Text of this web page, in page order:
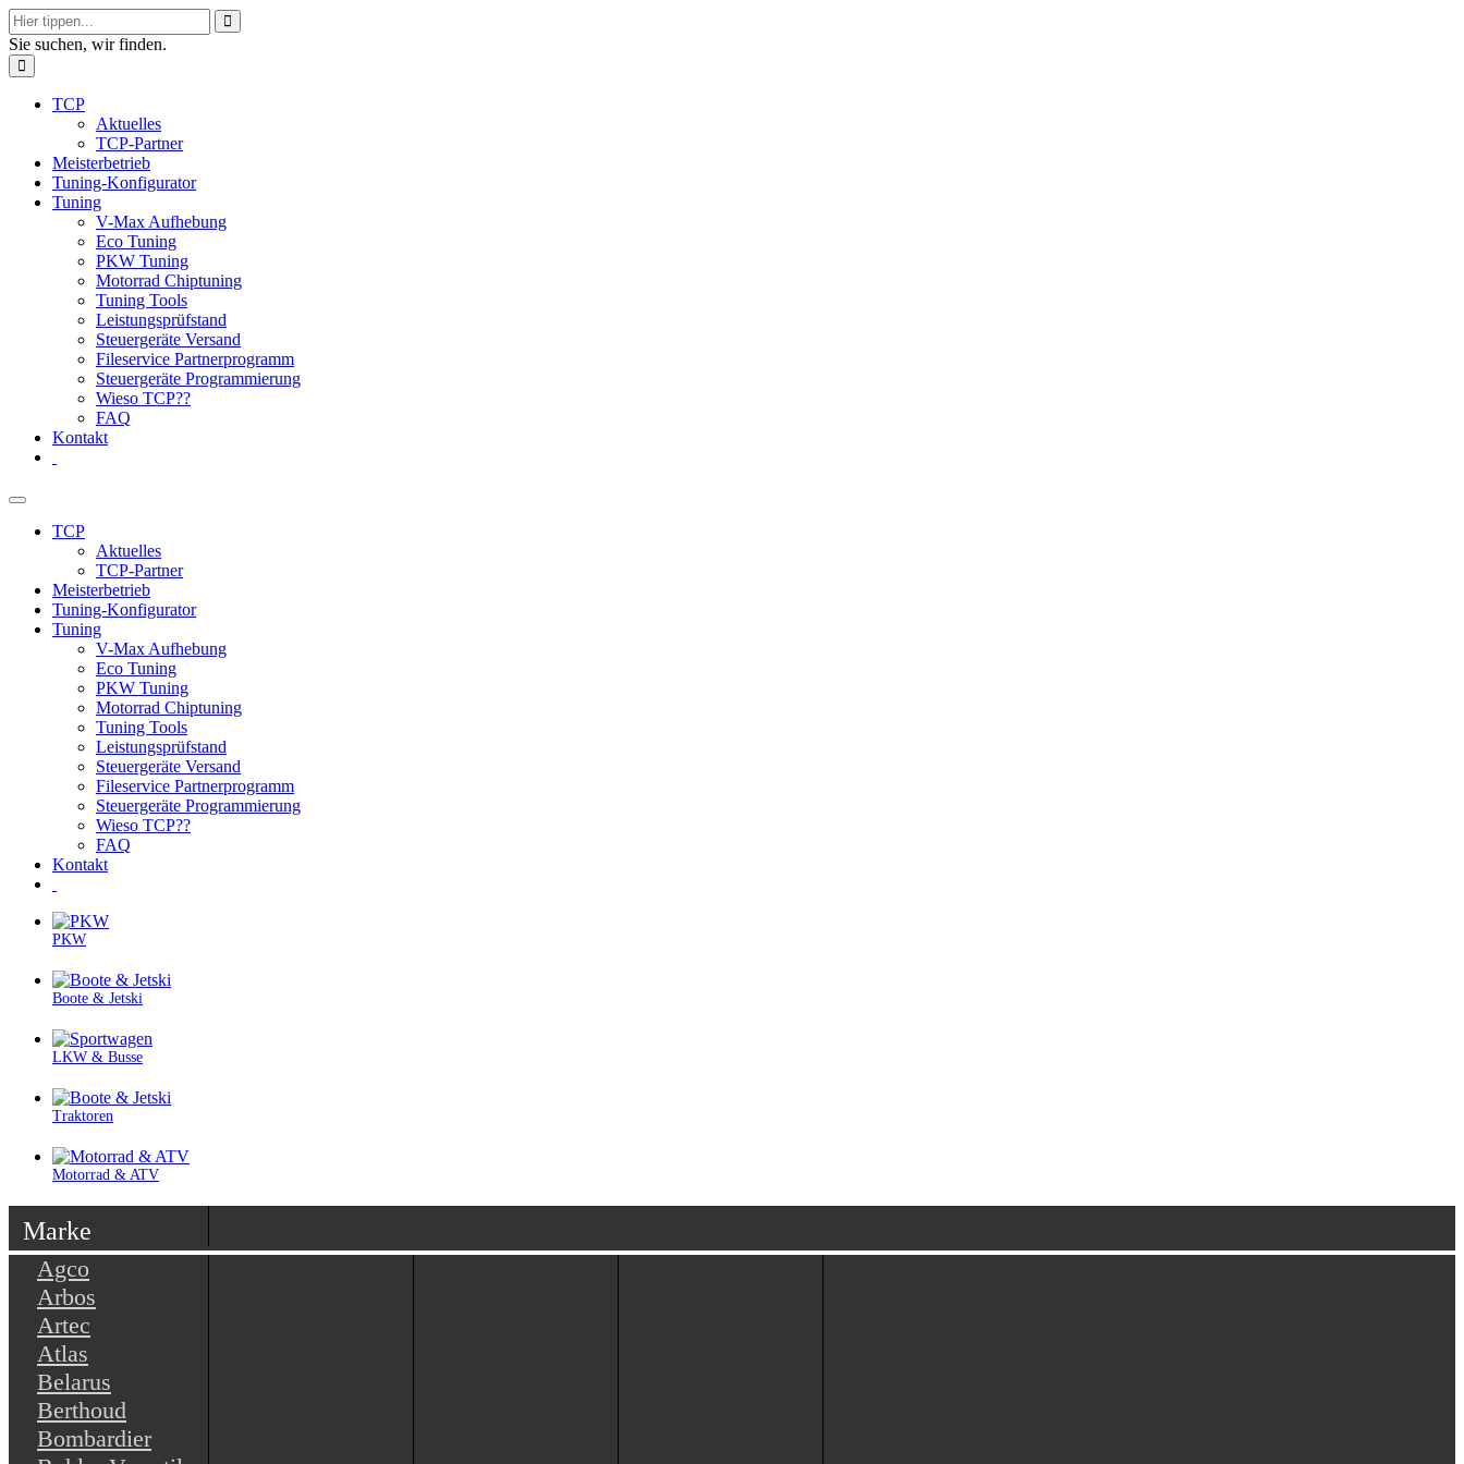
Sie suchen, wir finden.
TCP
Aktuelles
TCP-Partner
Meisterbetrieb
Tuning-Konfigurator
Tuning
V-Max Aufhebung
Eco Tuning
PKW Tuning
Motorrad Chiptuning
Tuning Tools
Leistungsprüfstand
Steuergeräte Versand
Fileservice Partnerprogramm
Steuergeräte Programmierung
Wieso TCP??
FAQ
Kontakt
TCP
Aktuelles
TCP-Partner
Meisterbetrieb
Tuning-Konfigurator
Tuning
V-Max Aufhebung
Eco Tuning
PKW Tuning
Motorrad Chiptuning
Tuning Tools
Leistungsprüfstand
Steuergeräte Versand
Fileservice Partnerprogramm
Steuergeräte Programmierung
Wieso TCP??
FAQ
Kontakt
PKW
Boote & Jetski
LKW & Busse
Traktoren
Motorrad & ATV
Marke
Agco
Arbos
Artec
Atlas
Belarus
Berthoud
Bombardier